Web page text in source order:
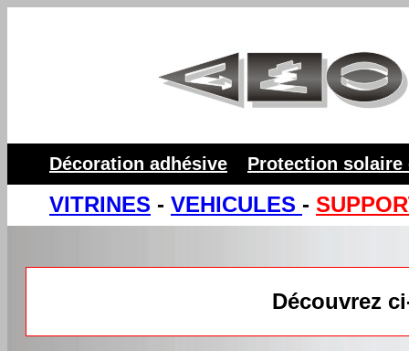
Décoration adhésive Protection solaire
VITRINES - VEHICULES -
Découvrez